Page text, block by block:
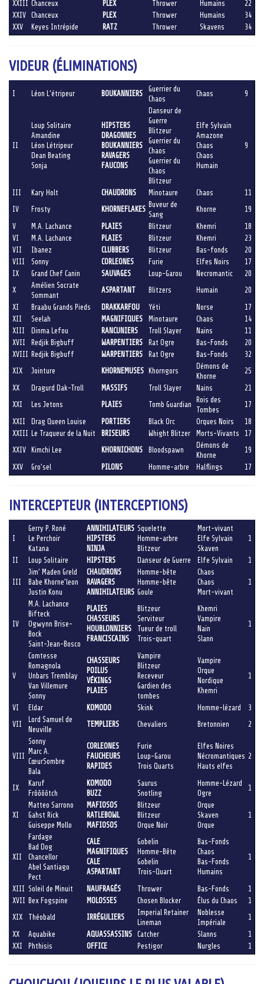
XXIII Chanceux PLEX Thrower Humains
22
XXIV
Chanceux PLEX Thrower Humains
34
XXV
Keyes Intrépide RATZ Thrower Skavens 34
VIDEUR (ÉLIMINATIONS)
I Léon L’étripeur BOUKANNIERS
Guerrier du
Chaos
Chaos 9
II
Loup Solitaire
Amandine
Léon Létripeur
Dean Beating
Sonja
HIPSTERS
DRAGONNES
BOUKANNIERS
RAVAGERS
FAUCONS
Danseur de
Guerre
Blitzeur
Guerrier du
Chaos
Guerrier du
Chaos
Blitzeur
Elfe Sylvain
Amazone
Chaos
Chaos
Humain
9
III Kary Holt CHAUDRONS Minotaure Chaos
11
IV
Frosty KHORNEFLAKES
Buveur de
Sang
Khorne
19
V
M.A. Lachance PLAIES Blitzeur Khemri
18
VI
M.A. Lachance PLAIES Blitzeur Khemri
23
VII
Ibanez CLUBBERS Blitzeur Bas-fonds
20
VIII
Sonny CORLEONES Furie Elfes Noirs
17
IX
Grand Chef Canin SAUVAGES Loup-Garou Necromantic
20
X
Amélien Socrate
Sommant
ASPARTANT Blitzers Humain
20
XI
Braabu Grands Pieds DRAKKARFOU Yéti Norse
17
XII
Seelah MAGNIFIQUES Minotaure Chaos
14
XIII
Dinma Lefou RANCUNIERS Troll Slayer Nains
11
XVII
Redjik Bigbuff WARPENTIERS Rat Ogre Bas-Fonds
20
XVIII Redjik Bigbuff WARPENTIERS Rat Ogre Bas-Fonds
32
XIX
Jointure KHORNEMUSES Khorngors
Démons de
Khorne
25
XX
Dragurd Dak-Troll MASSIFS Troll Slayer Nains
21
XXI
Les Jetons PLAIES Tomb Guardian
Rois des
Tombes
17
XXII
Drag Queen Louise PORTIERS Black Orc Orques Noirs
18
XXIII Le Traqueur de la Nuit BRISEURS Whight Blitzer Morts-Vivants
17
XXIV
Kimchi Lee KHORNICHONS Bloodspawn
Démons de
Khorne
19
XXV
Gro’sel PILONS Homme-arbre Halflings 17
INTERCEPTEUR (INTERCEPTIONS)
I
Gerry P. Roné
Le Perchoir
Katana
ANNIHILATEURS
HIPSTERS
NINJA
Squelette
Homme-arbre
Blitzeur
Mort-vivant
Elfe Sylvain
Skaven
1
II Loup Solitaire HIPSTERS Danseur de Guerre Elfe Sylvain 1
III
Jim’ Maden Greld
Babe Khorne’leon
Justin Konu
CHAUDRONS
RAVAGERS
ANNIHILATEURS
Homme-bête
Homme-bête
Goule
Chaos
Chaos
Mort-vivant
1
IV
M.A. Lachance
Bifteck
Ogwynn Brise-
Bock
Saint-Jean-Bosco
PLAIES
CHASSEURS
HOUBLONNIERS
FRANCISCAINS
Blitzeur
Serviteur
Tueur de troll
Trois-quart
Khemri
Vampire
Nain
Slann
1
V
Comtesse
Romagnola
Unbars Tremblay
Van Villemure
Sonny
CHASSEURS
POILUS
VÉKINGS
PLAIES
Vampire
Blitzeur
Receveur
Gardien des
tombes
Vampire
Orque
Nordique
Khemri
1
VI Eldar KOMODO Skink Homme-lézard
3
VII
Lord Samuel de
Neuville
TEMPLIERS Chevaliers Bretonnien 2
VIII
Sonny
Marc A.
CœurSombre
Bala
CORLEONES
FAUCHEURS
RAPIDES
Furie
Loup-Garou
Trois Quarts
Elfes Noires
Nécromantiques
Hauts elfes
2
IX
Karuf
Frôôôôtch
KOMODO
BUZZ
Saurus
Snotling
Homme-Lézard
Ogre
1
XI
Matteo Sarrono
Gahst Rick
Guiseppe Mollo
MAFIOSOS
RATLEBOWL
MAFIOSOS
Blitzeur
Blitzeur
Orque Noir
Orque
Skaven
Orque
1
XII
Fardage
Bad Dog
Chancellor
Abel Santiago
Pect
CALE
MAGNIFIQUES
CALE
ASPARTANT
Gobelin
Homme-Bête
Gobelin
Trois-Quart
Bas-Fonds
Chaos
Bas-Fonds
Humains
1
XIII Soleil de Minuit NAUFRAGÉS Thrower Bas-Fonds
1
XVII Bex Fogspine MOLOSSES Chosen Blocker Élus du Chaos
1
XIX
Théobald IRRÉGULIERS
Imperial Retainer
Lineman
Noblesse
Impériale
1
XX
Aquabike AQUASSASSINS Catcher Slanns
1
XXI
Phthisis OFFICE Pestigor Nurgles 1